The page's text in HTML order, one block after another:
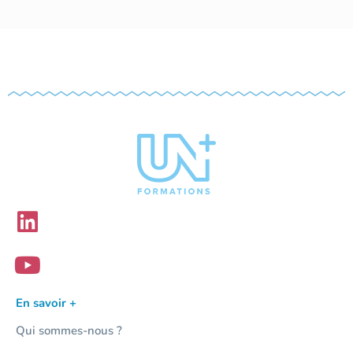
En savoir +
Qui sommes-nous ?